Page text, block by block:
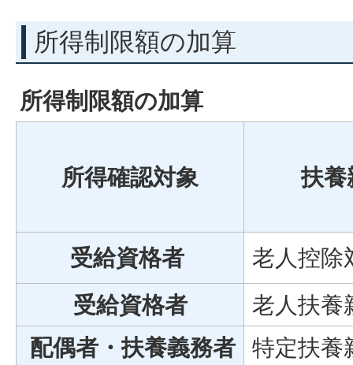
所得制限額の加算
所得制限額の加算
所得確認対象 扶養
受給資格者
老人控除
受給資格者
老人扶養
配偶者・扶養義務者 特定扶養